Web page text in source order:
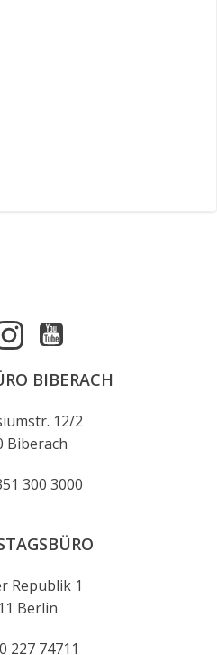
BIBERACH
12/2
Biberach
300 3000
Republik 1
Berlin
227 74711